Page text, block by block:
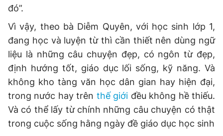
đó”.
Vì vậy, theo bà Diễm Quyên, với học sinh lớp 1,
đang học và luyện từ thì cần thiết nên dùng ngữ
liệu là những câu chuyện đẹp, có ngôn từ đẹp,
định hướng tốt, giáo dục lối sống, kỹ năng. Và
không kho tàng văn học dân gian hay hiện đại,
trong nước hay trên thế giới đều không hề thiếu.
Và có thể lấy từ chính những câu chuyện có thật
trong cuộc sống hằng ngày đề giáo dục học sinh